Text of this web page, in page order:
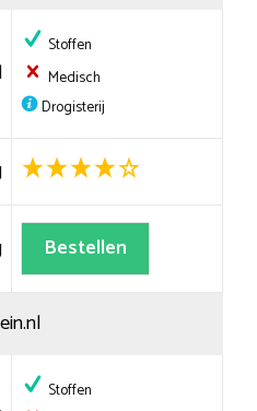
Stoffen
Medisch
Drogisterij
Bestellen
Stoffen